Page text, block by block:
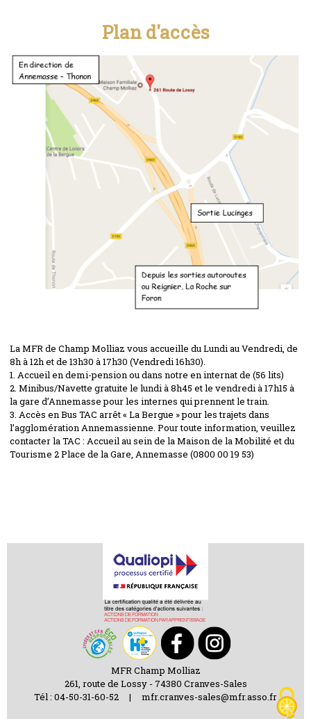
Plan d'accès
La MFR de Champ Molliaz vous accueille du Lundi au Vendredi, de
8h à 12h et de 13h30 à 17h30 (Vendredi 16h30).
1. Accueil en demi-pension ou dans notre en internat de (56 lits)
2. Minibus/Navette gratuite le lundi à 8h45 et le vendredi à 17h15 à
la gare d’Annemasse pour les internes qui prennent le train.
3. Accès en Bus TAC arrêt « La Bergue » pour les trajets dans
l’agglomération Annemassienne. Pour toute information, veuillez
contacter la TAC : Accueil au sein de la Maison de la Mobilité et du
Tourisme 2 Place de la Gare, Annemasse (0800 00 19 53)
MFR Champ Molliaz
261, route de Lossy - 74380 Cranves-Sales
Tél : 04-50-31-60-52 | mfr.cranves-sales@mfr.asso.fr